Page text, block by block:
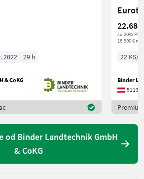
2022 29 h
& CoKG
22.680
sa 20%
18.900 €
22 KS/
Binder
5113
od Binder Landtechnik GmbH
& CoKG